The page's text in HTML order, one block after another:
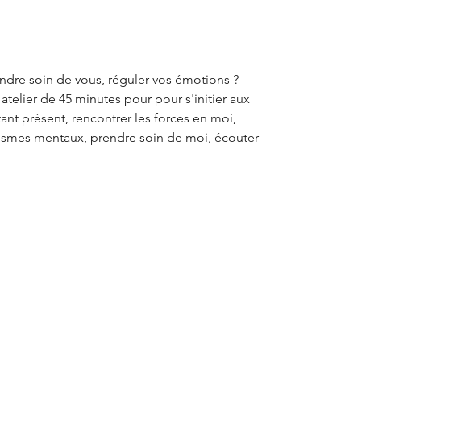
soin de vous, réguler vos émotions ?
de 45 minutes pour pour s'initier aux
présent, rencontrer les forces en moi,
mentaux, prendre soin de moi, écouter